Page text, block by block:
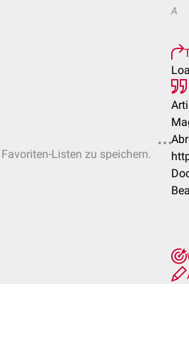
Listen zu speichern.
A